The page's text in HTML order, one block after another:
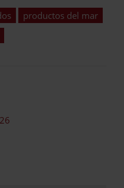
productos del mar